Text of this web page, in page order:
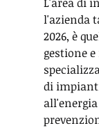
l'azienda
2026, è
gestione
di